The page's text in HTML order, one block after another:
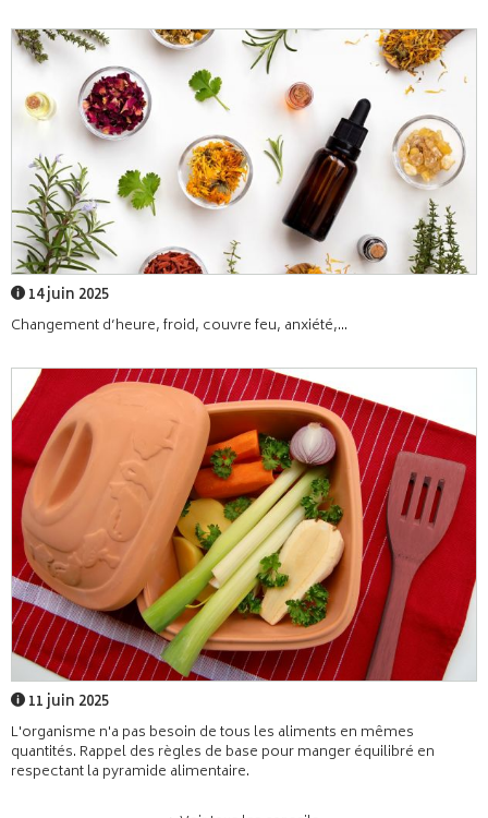
14 juin 2025
Changement d’heure, froid, couvre feu, anxiété,...
11 juin 2025
L'organisme n'a pas besoin de tous les aliments en mêmes
quantités. Rappel des règles de base pour manger équilibré en
respectant la pyramide alimentaire.